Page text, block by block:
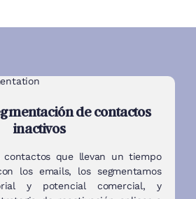
de contactos
inactivos
contactos que llevan un tiempo
los emails, los segmentamos
y potencial comercial, y